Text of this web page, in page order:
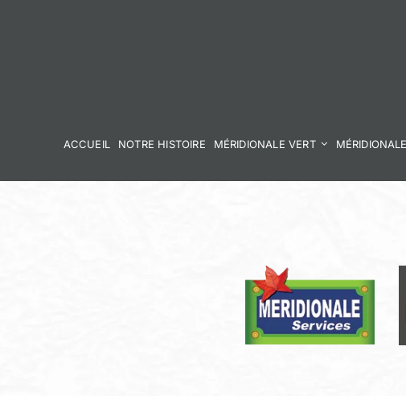
ACCUEIL NOTRE HISTOIRE MÉRIDIONALE VERT